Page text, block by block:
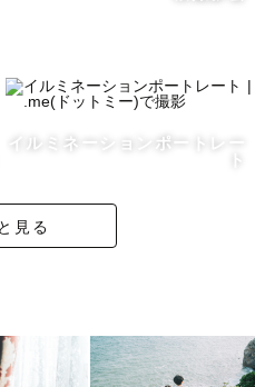
間を撮り逃さない撮影をし
あるので、しっかりと、自
大事にした自然な表情を撮
イルミネーションポートレー
ト
見る